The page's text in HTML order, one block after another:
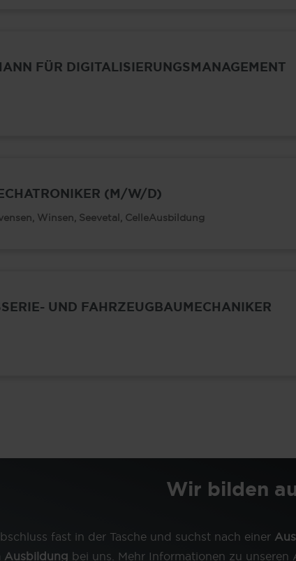
FÜR DIGITALISIERUNGSMANAGEMENT
(M/W/D)
Winsen, Seevetal, CelleAusbildung
UND FAHRZEUGBAUMECHANIKER
Wir bilden
fast in der Tasche und suchst nach einer
Ausbildung bei uns. Mehr Informationen zu